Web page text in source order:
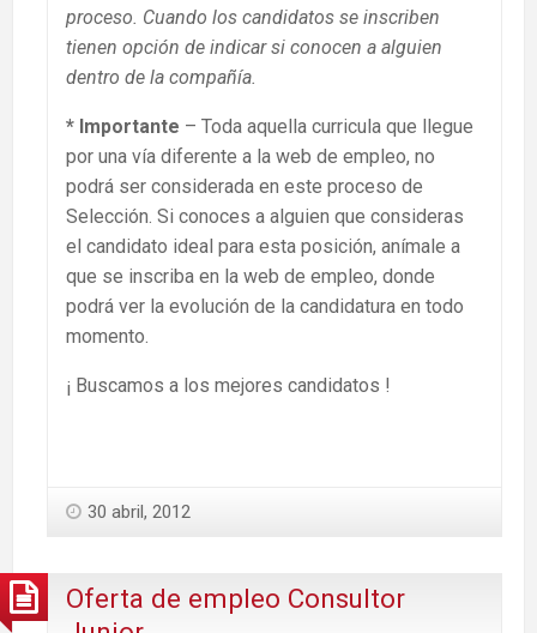
proceso. Cuando los candidatos se inscriben
tienen opción de indicar si conocen a alguien
dentro de la compañía.
* Importante – Toda aquella curricula que llegue
por una vía diferente a la web de empleo, no
podrá ser considerada en este proceso de
Selección. Si conoces a alguien que consideras
el candidato ideal para esta posición, anímale a
que se inscriba en la web de empleo, donde
podrá ver la evolución de la candidatura en todo
momento.
¡ Buscamos a los mejores candidatos !
30 abril, 2012
Oferta de empleo Consultor